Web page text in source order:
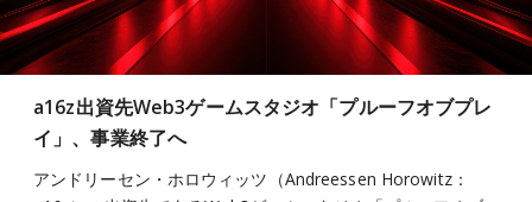
a16z出資先Web3ゲームスタジオ「プルーフオブプレ
イ」、事業終了へ
アンドリーセン・ホロウィッツ（Andreessen Horowitz：